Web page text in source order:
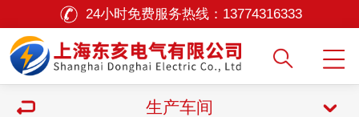
24小时免费服务热线： 13774316333
生产车间